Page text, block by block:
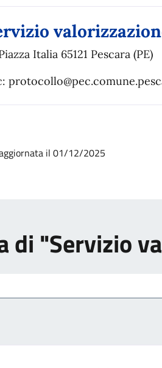
Italia 65121 Pescara (PE)
il 01/12/2025
"Servizio